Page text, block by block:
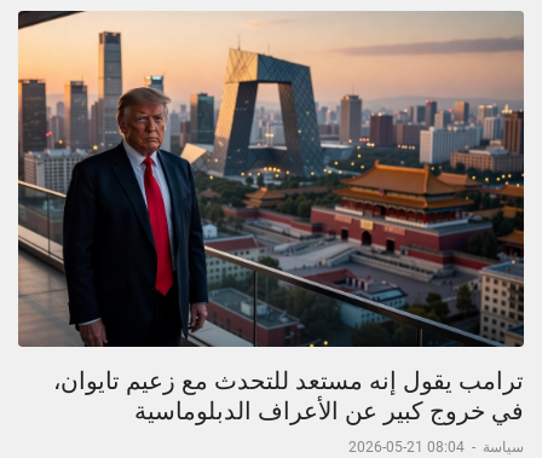
ترامب يقول إنه مستعد للتحدث مع زعيم تايوان،
في خروج كبير عن الأعراف الدبلوماسية
سياسة -
08:04 21-05-2026